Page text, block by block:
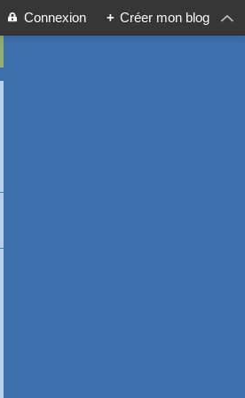
Connexion + Créer mon blog